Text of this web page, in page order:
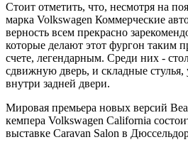
Стоит отметить, что, несмотря на
марка Volkswagen Коммерческие
верность всем прекрасно
которые делают этот фургон таким
счете, легендарным. Среди них -
сдвижную дверь, и складные
внутри задней двери.
Мировая премьера новых версий
кемпера Volkswagen California
выставке Caravan Salon в